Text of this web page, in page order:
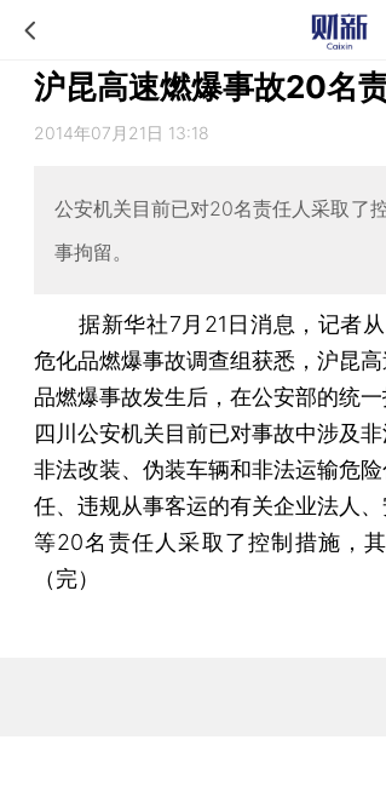
沪昆高速燃爆事故20名
2014年07月21日 13:18
公安机关目前已对20名责任人采取了
事拘留。
据新华社7月21日消息，记者从
危化品燃爆事故调查组获悉，沪昆
品燃爆事故发生后，在公安部的统一
四川公安机关目前已对事故中涉及
非法改装、伪装车辆和非法运输危
任、违规从事客运的有关企业法人
等20名责任人采取了控制措施，
（完）